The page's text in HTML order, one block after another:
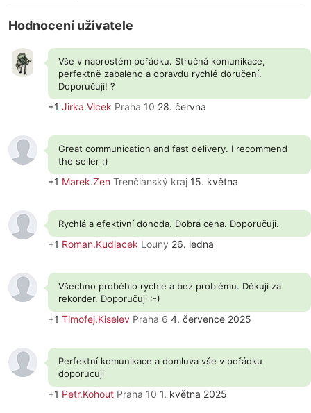
Hodnocení uživatele
Vše v naprostém pořádku. Stručná komunikace,
perfektně zabaleno a opravdu rychlé doručení.
Doporučuji! ?
+1 Jirka.Vlcek Praha 10 28. června
Great communication and fast delivery. I recommend
the seller :)
+1 Marek.Zen Trenčianský kraj 15. května
Rychlá a efektivní dohoda. Dobrá cena. Doporučuji.
+1 Roman.Kudlacek Louny 26. ledna
Všechno proběhlo rychle a bez problému. Děkuji za
rekorder. Doporučuji :-)
+1 Timofej.Kiselev Praha 6 4. července 2025
Perfektní komunikace a domluva vše v pořádku
doporucuji
+1 Petr.Kohout Praha 10 1. května 2025